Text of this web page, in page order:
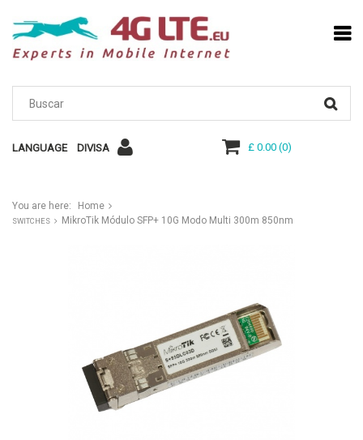
LANGUAGE DIVISA £ 0.00(0)
You are here: Home
SWITCHES MikroTik Módulo SFP+ 10G Modo Multi 300m 850nm